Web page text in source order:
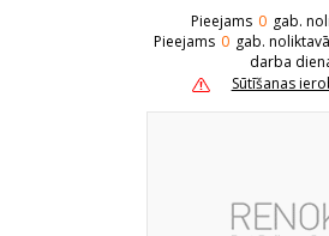
Pieejams 0 gab.
Pieejams 0 gab.
darba
Sūtīšanas